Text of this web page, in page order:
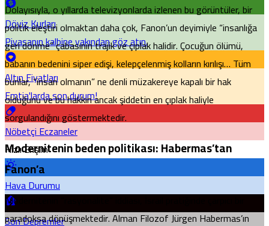
Döviz Kurları
Piyasanın kalbine yakından göz atın.
Altın Fiyatları
Emtia'larda son durum!
Nöbetçi Eczaneler
Hızlı Erişim
Hava Durumu
Son Depremler
Dolayısıyla, o yıllarda televizyonlarda izlenen bu görüntüler, bir
politik eleştiri olmaktan daha çok, Fanon’un deyimiyle “insanlığa
geri dönme” çabasının trajik ve çıplak halidir. Çocuğun ölümü,
babanın bedenini siper edişi, kelepçelenmiş kolların kırılışı… Tüm
bunlar, “insan olmanın” ne denli müzakereye kapalı bir hak
olduğunu ve bu hakkın ancak şiddetin en çıplak haliyle
sorgulandığını göstermektedir.
Modernitenin beden politikası: Habermas’tan
Fanon’a
Modernitenin “rasyonalite” iddiası, İsrail pratiğinde çarpıcı bir
paradoksa dönüşmektedir. Alman Filozof Jürgen Habermas’ın